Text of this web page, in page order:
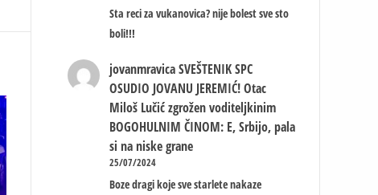
Sta reci za vukanovica? nije bolest sve sto
boli!!!
jovanmravica SVEŠTENIK SPC
OSUDIO JOVANU JEREMIĆ! Otac
Miloš Lučić zgrožen voditeljkinim
BOGOHULNIM ČINOM: E, Srbijo, pala
si na niske grane
25/07/2024
Boze dragi koje sve starlete nakaze